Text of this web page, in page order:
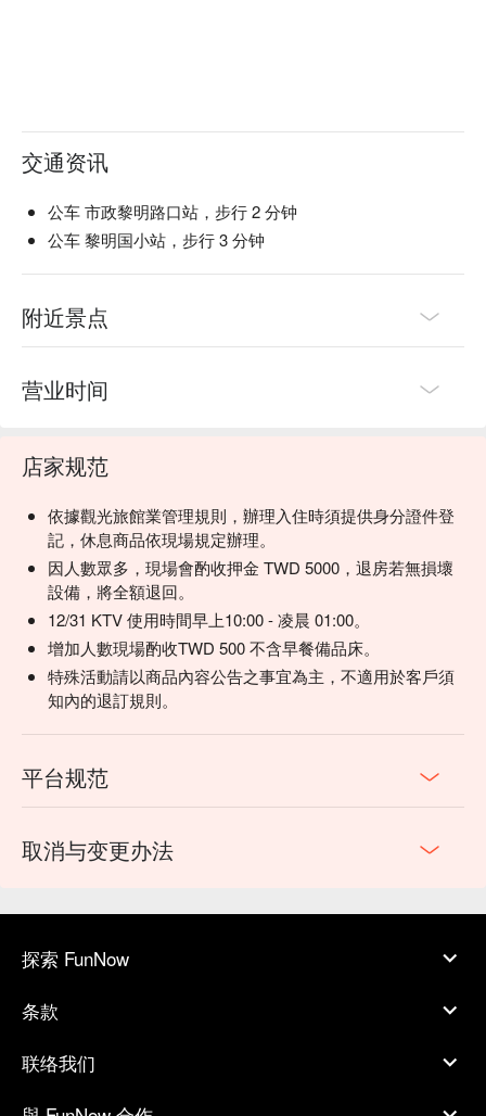
交通资讯
公车 市政黎明路口站，步行 2 分钟
公车 黎明国小站，步行 3 分钟
附近景点
营业时间
店家规范
依據觀光旅館業管理規則，辦理入住時須提供身分證件登
記，休息商品依現場規定辦理。
因人數眾多，現場會酌收押金 TWD 5000，退房若無損壞
設備，將全額退回。
12/31 KTV 使用時間早上10:00 - 凌晨 01:00。
增加人數現場酌收TWD 500 不含早餐備品床。
特殊活動請以商品內容公告之事宜為主，不適用於客戶須
知內的退訂規則。
平台规范
取消与变更办法
探索 FunNow
条款
联络我们